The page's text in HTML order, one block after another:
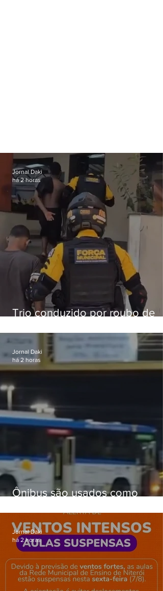
Trio conduzido por roubo de
passagens
Jornal Daki
há 2 horas
Ônibus são usados como
Gardênia Azul
Jornal Daki
há 2 horas
Jornal Daki
há 2 horas